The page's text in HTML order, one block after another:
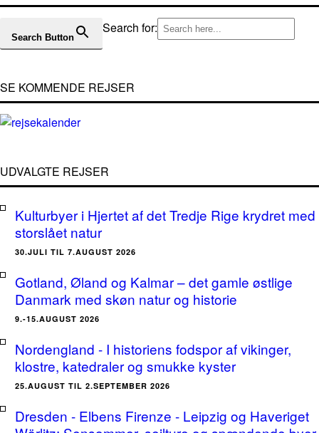
Search for:
Search Button
SE KOMMENDE REJSER
UDVALGTE REJSER
Kulturbyer i Hjertet af det Tredje Rige krydret med
storslået natur
30.JULI TIL 7.AUGUST 2026
Gotland, Øland og Kalmar – det gamle østlige
Danmark med skøn natur og historie
9.-15.AUGUST 2026
Nordengland - I historiens fodspor af vikinger,
klostre, katedraler og smukke kyster
25.AUGUST TIL 2.SEPTEMBER 2026
Dresden - Elbens Firenze - Leipzig og Haveriget